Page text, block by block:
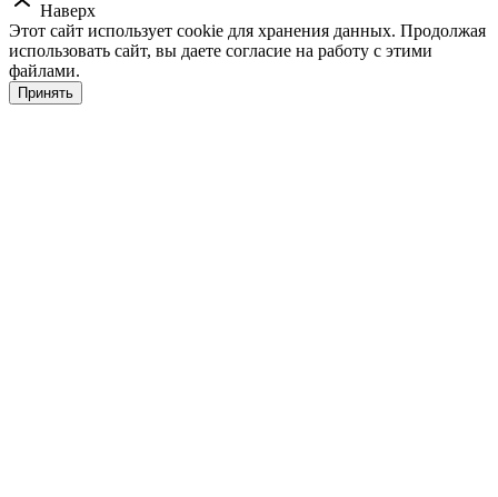
Наверх
Этот сайт использует cookie для хранения данных. Продолжая
использовать сайт, вы даете согласие на работу с этими
файлами.
Принять